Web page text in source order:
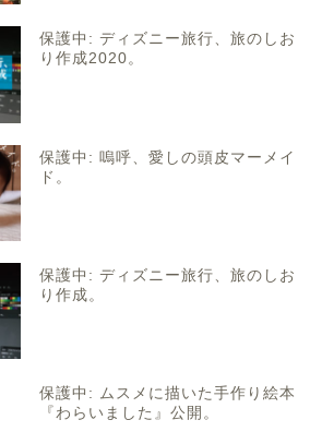
保護中: ディズニー旅行、旅のしお
り作成2020。
保護中: 嗚呼、愛しの頭皮マーメイ
ド。
保護中: ディズニー旅行、旅のしお
り作成。
保護中: ムスメに描いた手作り絵本
『わらいました』公開。